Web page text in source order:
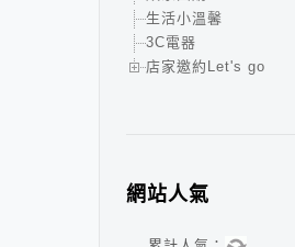
生活小溫馨
3C電器
店家邀約Let's go
網站人氣